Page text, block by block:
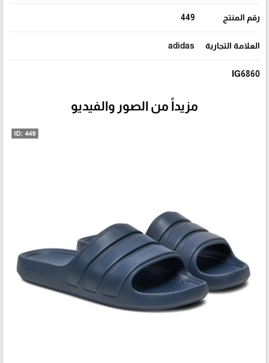
رقم المنتج 449
العلامة التجارية adidas
IG6860
مزيداً من الصور والفيديو